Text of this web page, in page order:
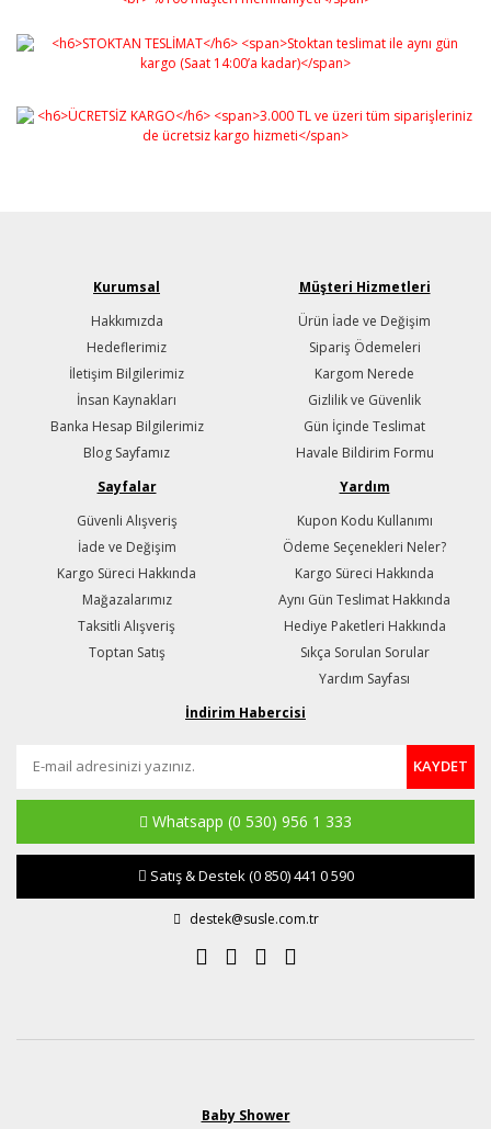
Kurumsal
Hakkımızda
Hedeflerimiz
İletişim Bilgilerimiz
İnsan Kaynakları
Banka Hesap Bilgilerimiz
Blog Sayfamız
Müşteri Hizmetleri
Ürün İade ve Değişim
Sipariş Ödemeleri
Kargom Nerede
Gizlilik ve Güvenlik
Gün İçinde Teslimat
Havale Bildirim Formu
Sayfalar
Güvenli Alışveriş
İade ve Değişim
Kargo Süreci Hakkında
Mağazalarımız
Taksitli Alışveriş
Toptan Satış
Yardım
Kupon Kodu Kullanımı
Ödeme Seçenekleri Neler?
Kargo Süreci Hakkında
Aynı Gün Teslimat Hakkında
Hediye Paketleri Hakkında
Sıkça Sorulan Sorular
Yardım Sayfası
İndirim Habercisi
KAYDET
Whatsapp (0 530) 956 1 333
Satış & Destek(0 850) 441 0 590
destek@susle.com.tr
Baby Shower